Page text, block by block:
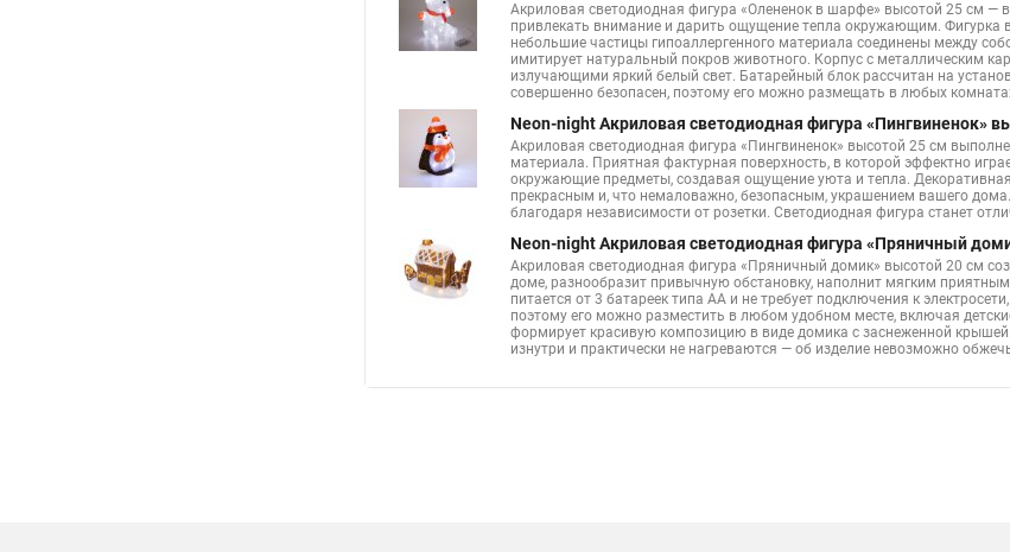
Акриловая светодиодная фигура «Олененок в шарфе» высотой 25 см —
привлекать внимание и дарить ощущение тепла окружающим. Фигурка
небольшие частицы гипоаллергенного материала соединены между
имитирует натуральный покров животного. Корпус с металлическим
излучающими яркий белый свет. Батарейный блок рассчитан на
совершенно безопасен, поэтому его можно размещать в любых
Neon-night Акриловая светодиодная фигура «Пингвиненок»
Акриловая светодиодная фигура «Пингвиненок» высотой 25 см
материала. Приятная фактурная поверхность, в которой эффектно
окружающие предметы, создавая ощущение уюта и тепла.
прекрасным и, что немаловажно, безопасным, украшением вашего
благодаря независимости от розетки. Светодиодная фигура станет
Neon-night Акриловая светодиодная фигура «Пряничный
Акриловая светодиодная фигура «Пряничный домик» высотой 20 см
доме, разнообразит привычную обстановку, наполнит мягким
питается от 3 батареек типа АА и не требует подключения к
поэтому его можно разместить в любом удобном месте, включая
формирует красивую композицию в виде домика с заснеженной
изнутри и практически не нагреваются — об изделие невозможно